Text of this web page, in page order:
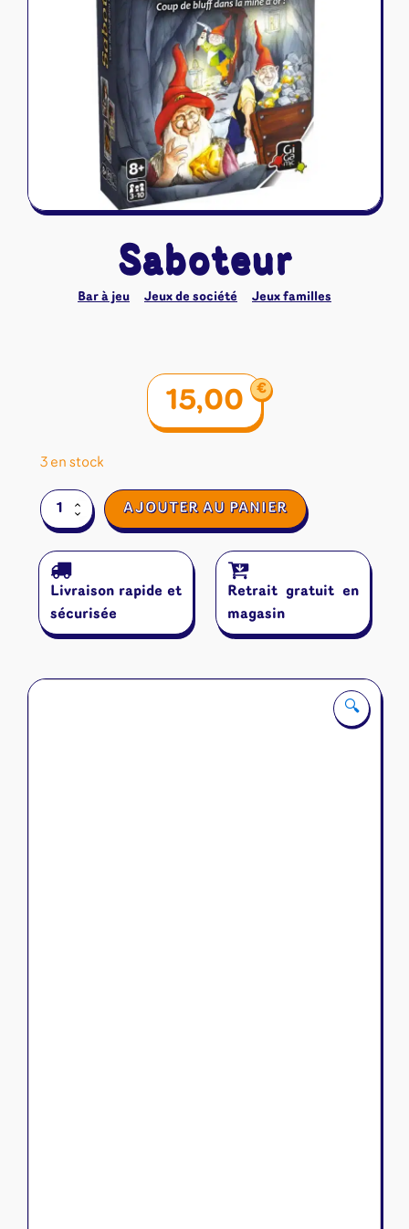
Naruto Mythos
Autres
Tapis de jeu
🔍
Saboteur
Bar à jeu Jeux de société Jeux familles
15,00 €
3 en stock
quantité
de
AJOUTER AU PANIER
Livraison rapide et
sécurisée
Retrait gratuit en
magasin